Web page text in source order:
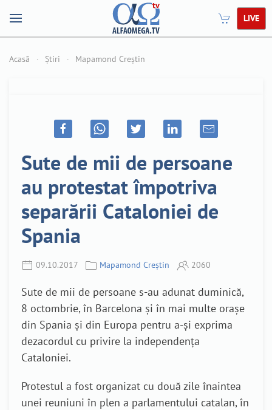
LIVE
Acasă Știri Mapamond Creștin
Sute de mii de persoane
au protestat împotriva
separării Cataloniei de
Spania
09.10.2017 Mapamond Creștin 2060
Sute de mii de persoane s-au adunat duminică,
8 octombrie, în Barcelona și în mai multe orașe
din Spania și din Europa pentru a-și exprima
dezacordul cu privire la independența
Cataloniei.
Protestul a fost organizat cu două zile înaintea
unei reuniuni în plen a parlamentului catalan, în